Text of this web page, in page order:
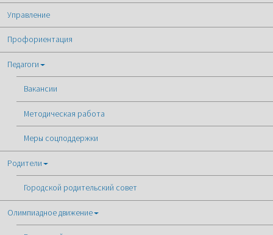
Управление
Профориентация
Педагоги
Вакансии
Методическая работа
Меры соцподдержки
Родители
Городской родительский совет
Олимпиадное движение